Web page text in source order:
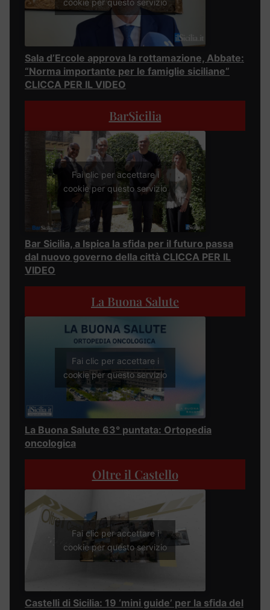
cookie per questo servizio
Sala d’Ercole approva la rottamazione, Abbate:
“Norma importante per le famiglie siciliane”
CLICCA PER IL VIDEO
BarSicilia
Fai clic per accettare i
cookie per questo servizio
Bar Sicilia, a Ispica la sfida per il futuro passa
dal nuovo governo della città CLICCA PER IL
VIDEO
La Buona Salute
Fai clic per accettare i
cookie per questo servizio
La Buona Salute 63° puntata: Ortopedia
oncologica
Oltre il Castello
Fai clic per accettare i
cookie per questo servizio
Castelli di Sicilia: 19 ‘mini guide’ per la sfida del